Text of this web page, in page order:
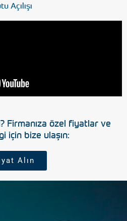
Açılışı
Firmanıza özel fiyatlar ve
için bize ulaşın:
Alın